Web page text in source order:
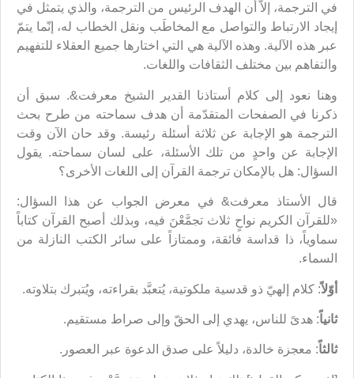
في الترجمة، إلاّ أن الهدف الرئيس من الترجمة، والذي يتمثل في
إيجاد الارتباط والتواصل مع المخاطَب ونقل الخطاب له، إنّما يتمّ
عبر هذه الآلية. وهذه الآلية هي التي اختارها جميع العقلاء للتفهيم
والتفاهم بين مختلف الثقافات واللغات.
وهنا نعود إلى كلام أستاذنا القدير الشيخ معرفت&. سبق أن
ذكرنا في الصفحات المتقدّمة أن هدف سماحته من طرح بحث
الترجمة هو الإجابة عن ثلاثة أسئلة رئيسة. وقد حان الآن وقت
الإجابة عن واحدٍ من تلك الأسئلة، على لسان سماحته. يقول
السؤال: هل بالإمكان ترجمة القرآن إلى اللغات الأخرى؟
قال الأستاذ معرفت& في معرض الجواب عن هذا السؤال:
«للقرآن الكريم نواحٍ ثلاث تجمَّعْنَ فيه، وبذلك أصبح القرآن كتاباً
سماوياً، ذا قداسة فائقة، وممتازاً على سائر الكتب النازلة من
السماء.
أوّلاً: كلام إلهيّ ذو قدسية ملكوتية، يُتعبَّد بقراءته، ويُتبرك بتلاوته.
ثانياً: هدىً للناس، يهدي إلى الحقّ وإلى صراط مستقيم.
ثالثاً: معجزة خالدة، دليلاً على صدق الدعوة عبر العصور.